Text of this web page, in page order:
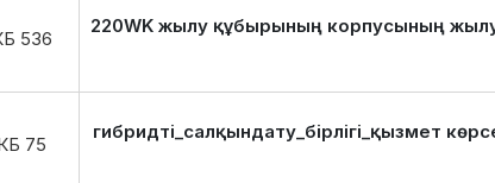
220WK жылу құбырының корпусының
536 КБ
гибридті_салқындату_бірлігі_қызмет
75 КБ